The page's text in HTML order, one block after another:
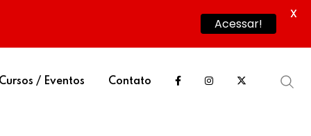
Cursos / Eventos Contato
Acessar!
X